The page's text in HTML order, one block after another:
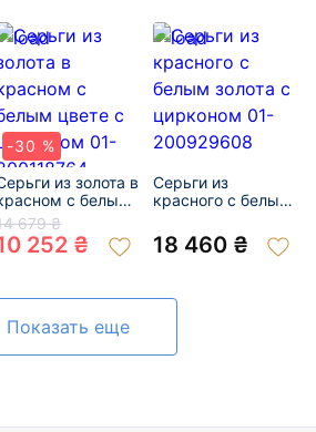
-30 %
из золота в
с белым
с цирконом
200118764
679 ₴
252 ₴
Серьги из
красного с белым
01-200929608
18 460 ₴
Показать еще